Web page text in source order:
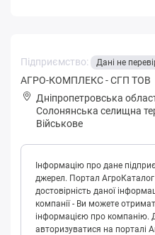
Підприємство: Дані не
АГРО-КОМПЛЕКС - СГП ТОВ
Дніпропетровська
Сoлoнянськa селищна
Військове
Інформацію про дане
джерел. Портал АгроКаталог
достовірність даної
компанії - Ви можете
інформацією про компанію.
авторизуватися на порталі